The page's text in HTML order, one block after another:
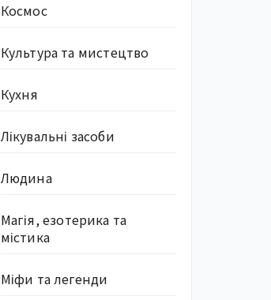
Космос
Культура та мистецтво
Кухня
Лікувальні засоби
Людина
Магія, езотерика та
містика
Міфи та легенди